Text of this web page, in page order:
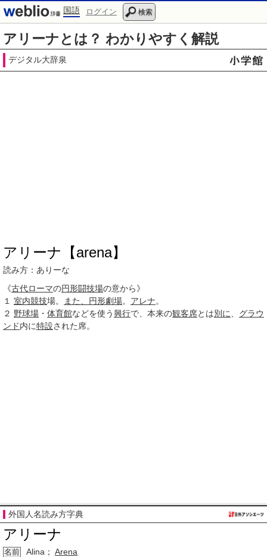
国語 ログイン 検索
アリーナとは？ わかりやすく解説
デジタル大辞泉
アリーナ【arena】
読み方：ありーな
《古代ローマの円形闘技場の意から》
１
室内競技場。 また、 円形劇場。 アレナ。
２ 野球場 ・ 体育館などを使う興行で、本来の観客席とは別に
グラウ
ンド内に特設された席。
外国人名読み方字典
アリーナ
名前 Alina； Arena